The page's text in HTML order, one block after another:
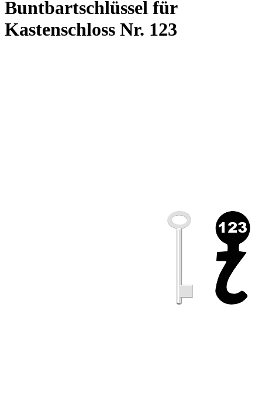
Buntbartschlüssel für
Kastenschloss Nr. 123